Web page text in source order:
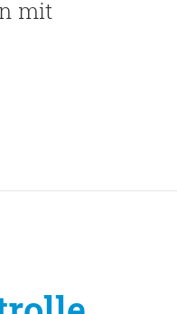
mit